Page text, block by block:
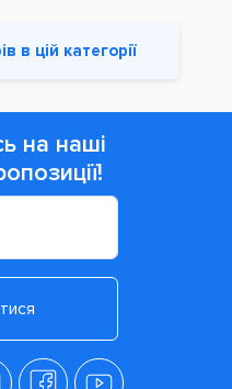
в цій категорії
на наші